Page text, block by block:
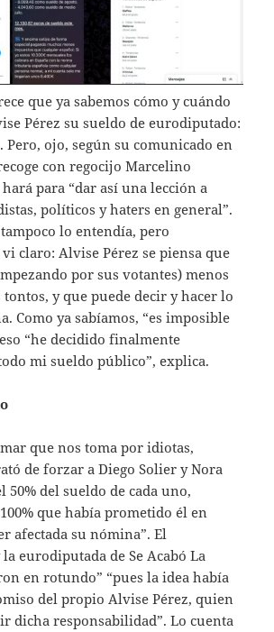
que ya sabemos cómo y cuándo
Pérez su sueldo de eurodiputado:
Pero, ojo, según su comunicado en
con regocijo Marcelino
para “dar así una lección a
políticos y haters en general”.
lo entendía, pero
claro: Alvise Pérez se piensa que
por sus votantes) menos
tontos, y que puede decir y hacer lo
Como ya sabíamos, “es imposible
“he decidido finalmente
mi sueldo público”, explica.
que nos toma por idiotas,
de forzar a Diego Solier y Nora
50% del sueldo de cada uno,
que había prometido él en
afectada su nómina”. El
eurodiputada de Se Acabó La
en rotundo” “pues la idea había
del propio Alvise Pérez, quien
dicha responsabilidad”. Lo cuenta